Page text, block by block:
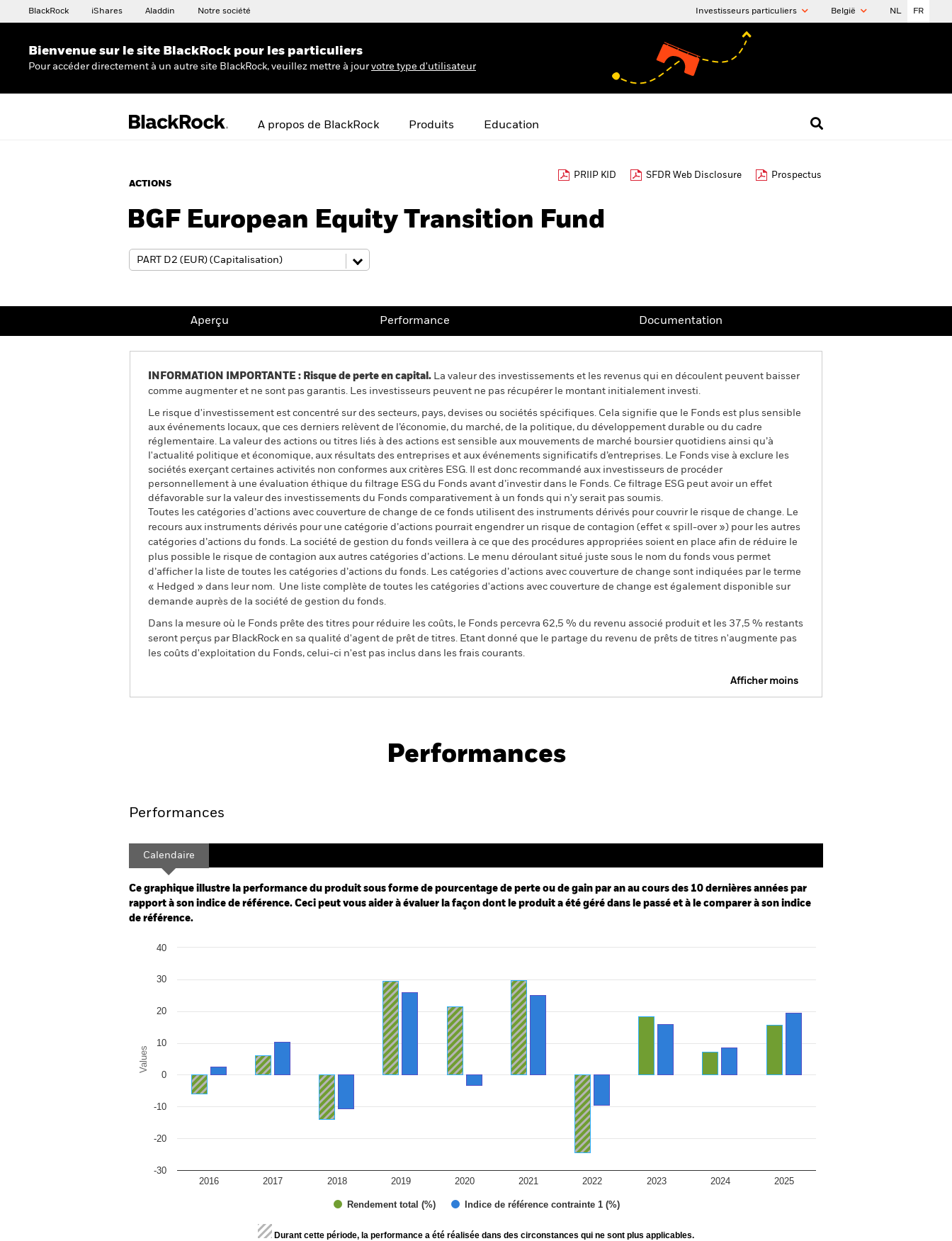
BlackRock iShares Aladdin Notre société Investisseurs particuliers België NL FR
Bienvenue sur le site BlackRock pour les particuliers
Pour accéder directement à un autre site BlackRock, veuillez mettre à jour votre type d'utilisateur
A propos de BlackRock Produits Education
ACTIONS
PRIIP KID SFDR Web Disclosure Prospectus
BGF European Equity Transition Fund
Aperçu Performance Documentation
INFORMATION IMPORTANTE : Risque de perte en capital. La valeur des investissements et les revenus qui en découlent peuvent baisser
comme augmenter et ne sont pas garantis. Les investisseurs peuvent ne pas récupérer le montant initialement investi.
Le risque d'investissement est concentré sur des secteurs, pays, devises ou sociétés spécifiques. Cela signifie que le Fonds est plus sensible
aux événements locaux, que ces derniers relèvent de l’économie, du marché, de la politique, du développement durable ou du cadre
réglementaire. La valeur des actions ou titres liés à des actions est sensible aux mouvements de marché boursier quotidiens ainsi qu’à
l'actualité politique et économique, aux résultats des entreprises et aux événements significatifs d’entreprises. Le Fonds vise à exclure les
sociétés exerçant certaines activités non conformes aux critères ESG. Il est donc recommandé aux investisseurs de procéder
personnellement à une évaluation éthique du filtrage ESG du Fonds avant d’investir dans le Fonds. Ce filtrage ESG peut avoir un effet
défavorable sur la valeur des investissements du Fonds comparativement à un fonds qui n'y serait pas soumis.
Toutes les catégories d’actions avec couverture de change de ce fonds utilisent des instruments dérivés pour couvrir le risque de change. Le
recours aux instruments dérivés pour une catégorie d’actions pourrait engendrer un risque de contagion (effet « spill-over ») pour les autres
catégories d’actions du fonds. La société de gestion du fonds veillera à ce que des procédures appropriées soient en place afin de réduire le
plus possible le risque de contagion aux autres catégories d’actions. Le menu déroulant situé juste sous le nom du fonds vous permet
d’afficher la liste de toutes les catégories d’actions du fonds. Les catégories d’actions avec couverture de change sont indiquées par le terme
« Hedged » dans leur nom. Une liste complète de toutes les catégories d'actions avec couverture de change est également disponible sur
demande auprès de la société de gestion du fonds.
Dans la mesure où le Fonds prête des titres pour réduire les coûts, le Fonds percevra 62,5 % du revenu associé produit et les 37,5 % restants
seront perçus par BlackRock en sa qualité d'agent de prêt de titres. Etant donné que le partage du revenu de prêts de titres n'augmente pas
les coûts d'exploitation du Fonds, celui-ci n'est pas inclus dans les frais courants.
Afficher moins
Performance
Performances
Performances
Calendaire
Ce graphique illustre la performance du produit sous forme de pourcentage de perte ou de gain par an au cours des 10 dernières années par
rapport à son indice de référence. Ceci peut vous aider à évaluer la façon dont le produit a été géré dans le passé et à le comparer à son indice
de référence.
Bar chart with 2 data series.
The chart has 1 Y axis displaying Values. Range: -30 to 40.
Values
Rendement total (%) Indice de référence contrainte 1 (%)
2016 2017 2018 2019 2020 2021 2022 2023 2024 2025
-30
-20
-10
0
10
20
30
40
Durant cette période, la performance a été réalisée dans des circonstances qui ne sont plus applicables.